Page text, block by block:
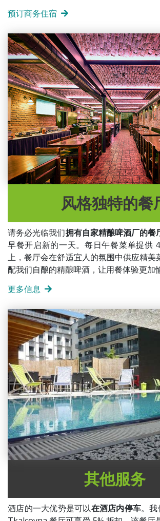
预订商务住宿
风格独特的餐
请务必光临我们拥有自家精酿啤酒厂的餐
早餐开启新的一天。每日午餐菜单提供
上，餐厅会在舒适宜人的氛围中供应精美
配我们自酿的精酿啤酒，让用餐体验更加
更多信息
其他服务
酒店的一大优势是可以在酒店内停车。